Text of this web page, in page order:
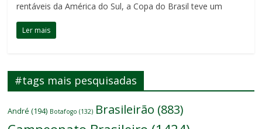
rentáveis da América do Sul, a Copa do Brasil teve um
Ler mais
#tags mais pesquisadas
André (194) Botafogo (132) Brasileirão (883)